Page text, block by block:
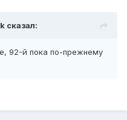
сказал:
92-й пока по-прежнему